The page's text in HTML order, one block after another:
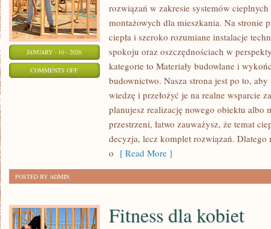
JANUARY - 10 - 2026
COMMENTS OFFON
POZOSTAŁE
rozwiązań w zakresie systemów
montażowych dla mieszkania. Na stronie
ciepła i szeroko rozumiane instalacje
spokoju oraz oszczędnościach w
kategorie to Materiały budowlane i
budownictwo. Nasza strona jest po to,
wiedzę i przełożyć je na realne wsparcie
planujesz realizację nowego obiektu albo
przestrzeni, łatwo zauważysz, że temat
decyzja, lecz komplet rozwiązań.
o [ Read More ]
POSTED BY ADMIN
Fitness dla kobiet